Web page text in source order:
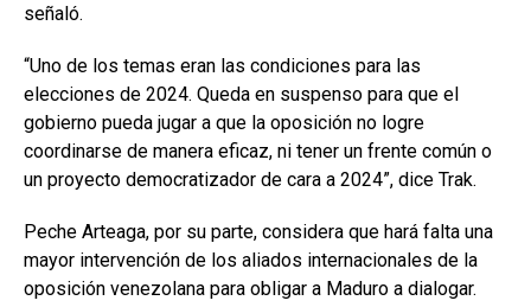
señaló.
“Uno de los temas eran las condiciones para las
elecciones de 2024. Queda en suspenso para que el
gobierno pueda jugar a que la oposición no logre
coordinarse de manera eficaz, ni tener un frente común o
un proyecto democratizador de cara a 2024”, dice Trak.
Peche Arteaga, por su parte, considera que hará falta una
mayor intervención de los aliados internacionales de la
oposición venezolana para obligar a Maduro a dialogar.